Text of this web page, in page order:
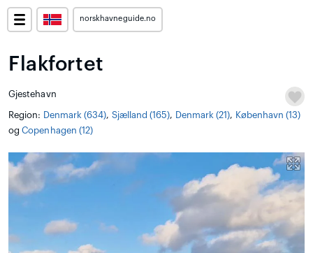
norskhavneguide.no
Flakfortet
Gjestehavn
Region: Denmark (634), Sjælland (165), Denmark (21), København (13)
ogCopenhagen (12)